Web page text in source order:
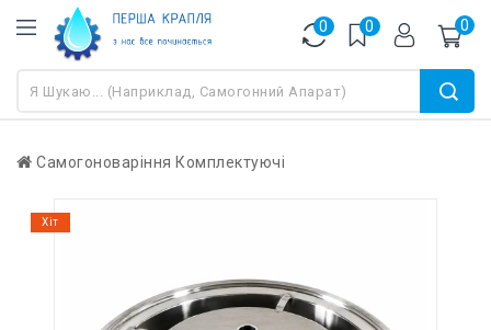
0 0 0
Самогоноваріння Комплектуючі
Хіт